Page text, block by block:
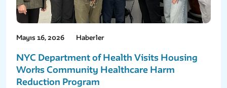
Mayıs 16, 2026 Haberler
NYC Department of Health Visits Housing
Works Community Healthcare Harm
Reduction Program